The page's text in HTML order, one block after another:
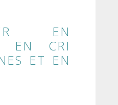
EN
EN CRI
ET EN